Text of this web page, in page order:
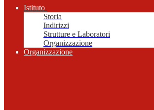
Istituto
Storia
Indirizzi
Strutture e Laboratori
Organizzazione
Organizzazione